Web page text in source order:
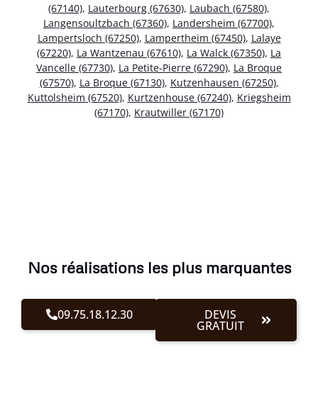
(67140), Lauterbourg (67630), Laubach (67580),
Langensoultzbach (67360), Landersheim (67700),
Lampertsloch (67250), Lampertheim (67450), Lalaye
(67220), La Wantzenau (67610), La Walck (67350), La
Vancelle (67730), La Petite-Pierre (67290), La Broque
(67570), La Broque (67130), Kutzenhausen (67250),
Kuttolsheim (67520), Kurtzenhouse (67240), Kriegsheim
(67170), Krautwiller (67170)
Nos réalisations les plus marquantes
09.75.18.12.30 DEVIS
GRATUIT